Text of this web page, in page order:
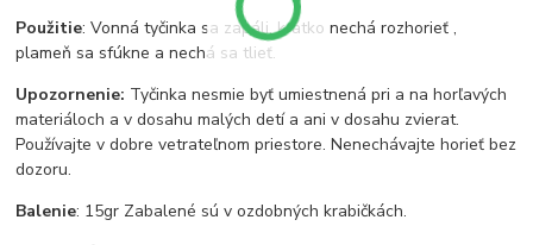
Použitie: Vonná tyčinka sa zapáli, krátko nechá rozhorieť ,
plameň sa sfúkne a nechá sa tlieť.
Upozornenie: Tyčinka nesmie byť umiestnená pri a na horľavých
materiáloch a v dosahu malých detí a ani v dosahu zvierat.
Používajte v dobre vetrateľnom priestore. Nenechávajte horieť bez
dozoru.
Balenie: 15gr Zabalené sú v ozdobných krabičkách.